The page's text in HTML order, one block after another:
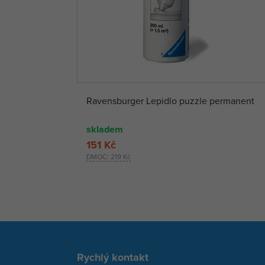
Ravensburger Lepidlo puzzle permanent
skladem
DMOC: 219 Kč
151 Kč
Rychlý kontakt